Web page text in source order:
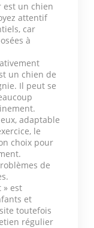
est un chien
attentif
car
à
un chien de
Il peut se
adaptable
le
choix pour
de
» est
et
toutefois
régulier